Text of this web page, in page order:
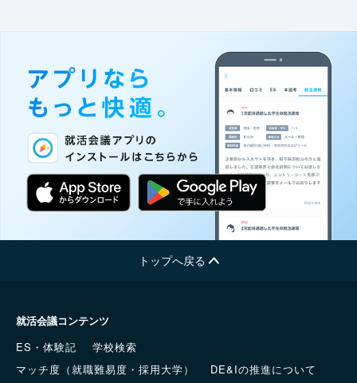
トップへ戻る
就活会議コンテンツ
ES・体験記
学校検索
マッチ度（就職難易度・採用大学）
DE&Iの推進について